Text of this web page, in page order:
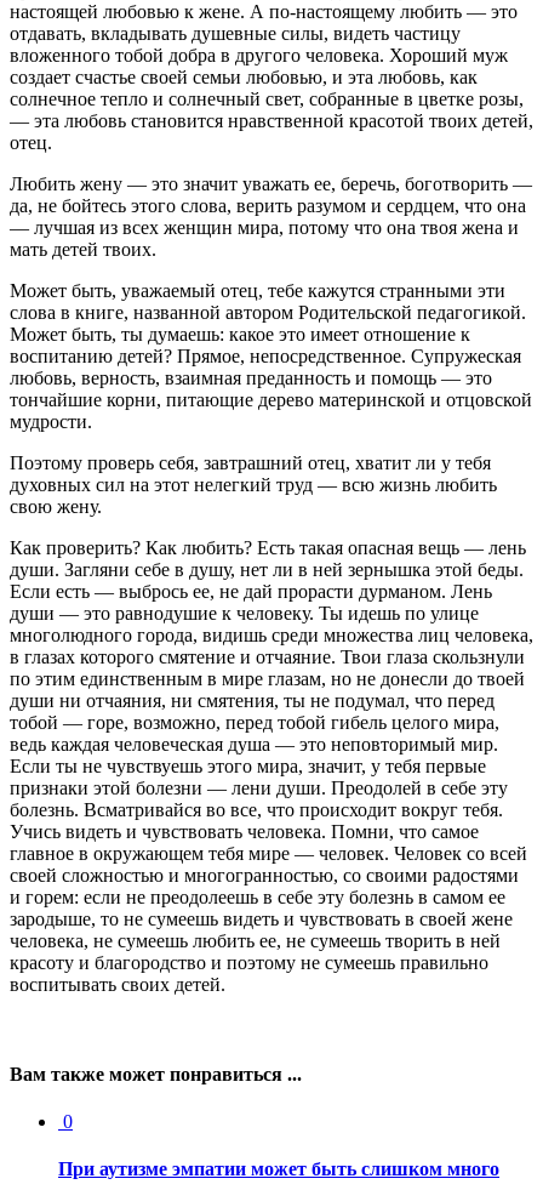
настоящей любовью к жене. А по-настоящему любить — это
отдавать, вкладывать душевные силы, видеть частицу
вложенного тобой добра в другого человека. Хороший муж
создает счастье своей семьи любовью, и эта любовь, как
солнечное тепло и солнечный свет, собранные в цветке розы,
— эта любовь становится нравственной красотой твоих детей,
отец.
Любить жену — это значит уважать ее, беречь, боготворить —
да, не бойтесь этого слова, верить разумом и сердцем, что она
— лучшая из всех женщин мира, потому что она твоя жена и
мать детей твоих.
Может быть, уважаемый отец, тебе кажутся странными эти
слова в книге, названной автором Родительской педагогикой.
Может быть, ты думаешь: какое это имеет отношение к
воспитанию детей? Прямое, непосредственное. Супружеская
любовь, верность, взаимная преданность и помощь — это
тончайшие корни, питающие дерево материнской и отцовской
мудрости.
Поэтому проверь себя, завтрашний отец, хватит ли у тебя
духовных сил на этот нелегкий труд — всю жизнь любить
свою жену.
Как проверить? Как любить? Есть такая опасная вещь — лень
души. Загляни себе в душу, нет ли в ней зернышка этой беды.
Если есть — выбрось ее, не дай прорасти дурманом. Лень
души — это равнодушие к человеку. Ты идешь по улице
многолюдного города, видишь среди множества лиц человека,
в глазах которого смятение и отчаяние. Твои глаза скользнули
по этим единственным в мире глазам, но не донесли до твоей
души ни отчаяния, ни смятения, ты не подумал, что перед
тобой — горе, возможно, перед тобой гибель целого мира,
ведь каждая человеческая душа — это неповторимый мир.
Если ты не чувствуешь этого мира, значит, у тебя первые
признаки этой болезни — лени души. Преодолей в себе эту
болезнь. Всматривайся во все, что происходит вокруг тебя.
Учись видеть и чувствовать человека. Помни, что самое
главное в окружающем тебя мире — человек. Человек со всей
своей сложностью и многогранностью, со своими радостями
и горем: если не преодолеешь в себе эту болезнь в самом ее
зародыше, то не сумеешь видеть и чувствовать в своей жене
человека, не сумеешь любить ее, не сумеешь творить в ней
красоту и благородство и поэтому не сумеешь правильно
воспитывать своих детей.
Вам также может понравиться ...
0
При аутизме эмпатии может быть слишком много